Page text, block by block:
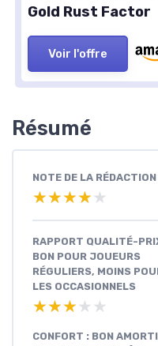
Gold Rust Factor
Voir l'offre
Résumé
NOTE DE LA RÉDACTION
★★★★★
★★★★★
RAPPORT QUALITÉ-
BON POUR JOUEURS
RÉGULIERS, MOINS
LES OCCASIONNELS
★★★★★
★★★★★
CONFORT : BON